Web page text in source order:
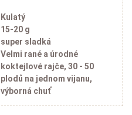
Kulatý
15-20 g
super sladká
Velmi rané a úrodné
koktejlové rajče, 30 - 50
plodů na jednom vijanu,
výborná chuť